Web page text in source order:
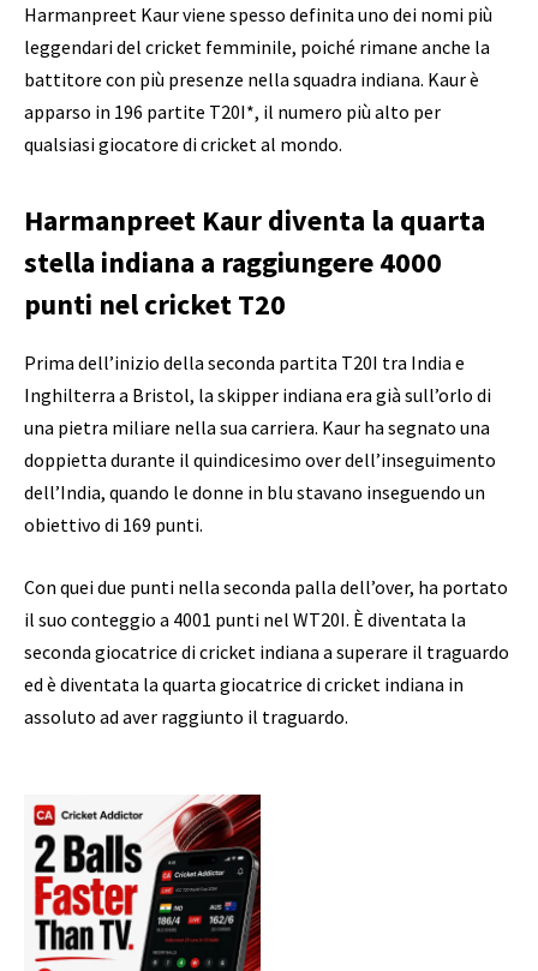
Harmanpreet Kaur viene spesso definita uno dei nomi più
leggendari del cricket femminile, poiché rimane anche la
battitore con più presenze nella squadra indiana. Kaur è
apparso in 196 partite T20I*, il numero più alto per
qualsiasi giocatore di cricket al mondo.
Harmanpreet Kaur diventa la quarta
stella indiana a raggiungere 4000
punti nel cricket T20
Prima dell’inizio della seconda partita T20I tra India e
Inghilterra a Bristol, la skipper indiana era già sull’orlo di
una pietra miliare nella sua carriera. Kaur ha segnato una
doppietta durante il quindicesimo over dell’inseguimento
dell’India, quando le donne in blu stavano inseguendo un
obiettivo di 169 punti.
Con quei due punti nella seconda palla dell’over, ha portato
il suo conteggio a 4001 punti nel WT20I. È diventata la
seconda giocatrice di cricket indiana a superare il traguardo
ed è diventata la quarta giocatrice di cricket indiana in
assoluto ad aver raggiunto il traguardo.